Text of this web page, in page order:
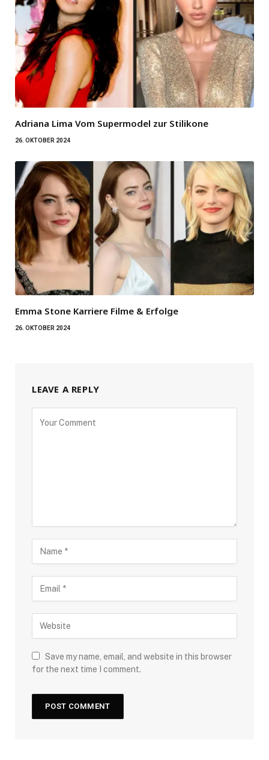
Adriana Lima Vom Supermodel zur Stilikone
26. OKTOBER 2024
Emma Stone Karriere Filme & Erfolge
26. OKTOBER 2024
LEAVE A REPLY
Save my name, email, and website in this browser
for the next time I comment.